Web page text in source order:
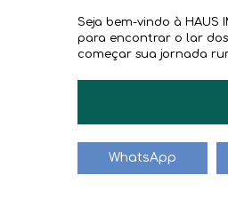
Seja bem-vindo à HAUS
para encontrar o lar
começar sua jornada
WhatsApp